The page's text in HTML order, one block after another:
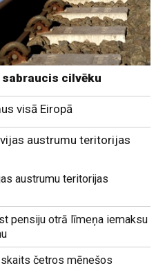
cilvēku
visā Eiropā
austrumu teritorijas
austrumu teritorijas
pensiju otrā līmeņa iemaksu
četros mēnešos